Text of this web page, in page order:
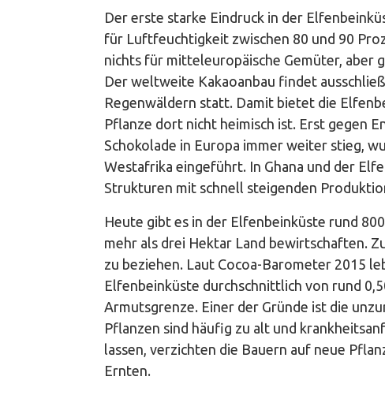
Der erste starke Eindruck in der
für Luftfeuchtigkeit zwischen 80 und 90
nichts für mitteleuropäische Gemüter, aber
Der weltweite Kakaoanbau findet
Regenwäldern statt. Damit bietet die
Pflanze dort nicht heimisch ist. Erst gegen
Schokolade in Europa immer weiter stieg,
Westafrika eingeführt. In Ghana und der
Strukturen mit schnell steigenden
Heute gibt es in der Elfenbeinküste rund
mehr als drei Hektar Land bewirtschaften.
zu beziehen. Laut Cocoa-Barometer 2015
Elfenbeinküste durchschnittlich von rund
Armutsgrenze. Einer der Gründe ist die
Pflanzen sind häufig zu alt und
lassen, verzichten die Bauern auf neue
Ernten.